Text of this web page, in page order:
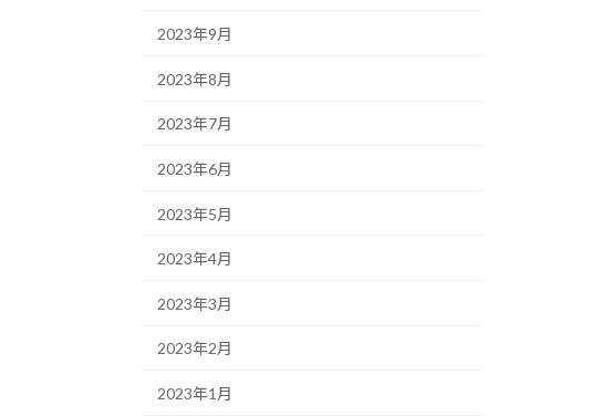
2023年9月
2023年8月
2023年7月
2023年6月
2023年5月
2023年4月
2023年3月
2023年2月
2023年1月